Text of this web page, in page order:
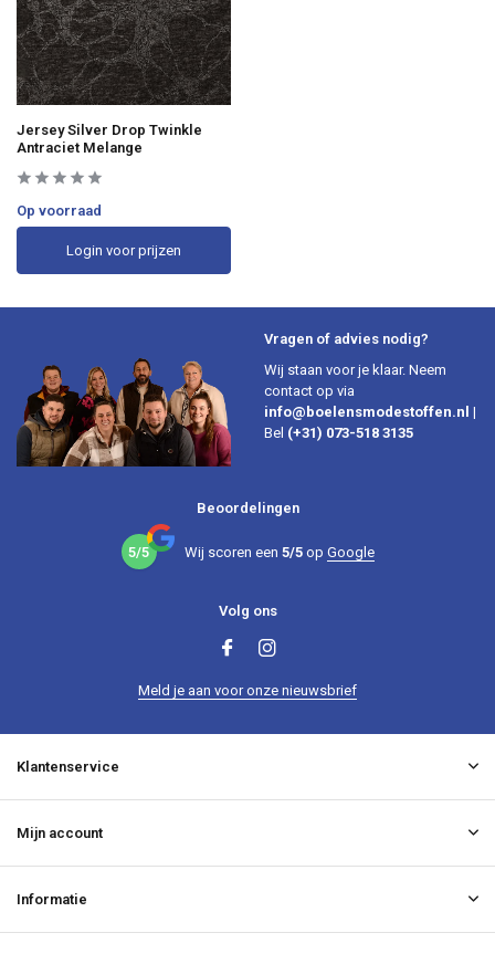
Jersey Silver Drop Twinkle
Antraciet Melange
Op voorraad
Login voor prijzen
Vragen of advies nodig?
Wij staan voor je klaar. Neem
contact op via
info@boelensmodestoffen.nl |
Bel (+31) 073-518 3135
Beoordelingen
5/5 Wij scoren een 5/5op Google
Volg ons
Meld je aan voor onze nieuwsbrief
Klantenservice
Mijn account
Informatie